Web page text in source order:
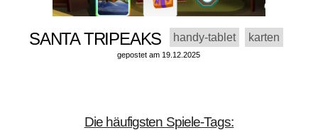
SANTA TRIPEAKS handy-tablet karten
gepostet am 19.12.2025
Die häufigsten Spiele-Tags: